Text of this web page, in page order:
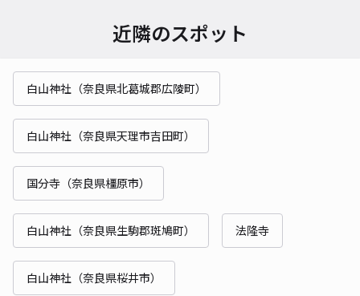
近隣のスポット
白山神社（奈良県北葛城郡広陵町）
白山神社（奈良県天理市吉田町）
国分寺（奈良県橿原市）
白山神社（奈良県生駒郡斑鳩町） 法隆寺
白山神社（奈良県桜井市）